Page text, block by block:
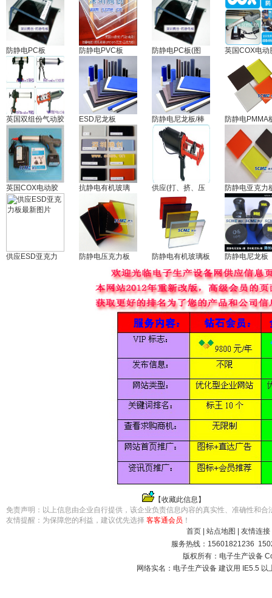
防静电PC板 防静电PVC板 防静电PC板(图 英国COX电动
英国双组份气动胶 ESD尼龙板 防静电尼龙板/棒 防静电PMMA
英国COX电动胶 抗静电有机玻璃 供应(打、挤、压 防静电亚克力
供应ESD亚克力 防静电压克力板 防静电有机玻璃板 防静电尼龙板
【收藏此信息 】
免责声明：以上信息由企业自行提供，该企业负责信息内容的真实性、准确性和
友情提醒：为保障您的利益，建议优先选择 客客通会员 ！
首页
站点地图 友情连接
服务热线：15601821236
版权所有：电子生产设备
网络实名： 电子生产设备 建议用 IE5.5 以